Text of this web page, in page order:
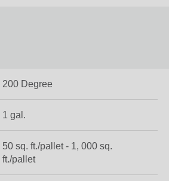
200 Degree
1 gal.
50 sq. ft./pallet - 1, 000 sq.
ft./pallet